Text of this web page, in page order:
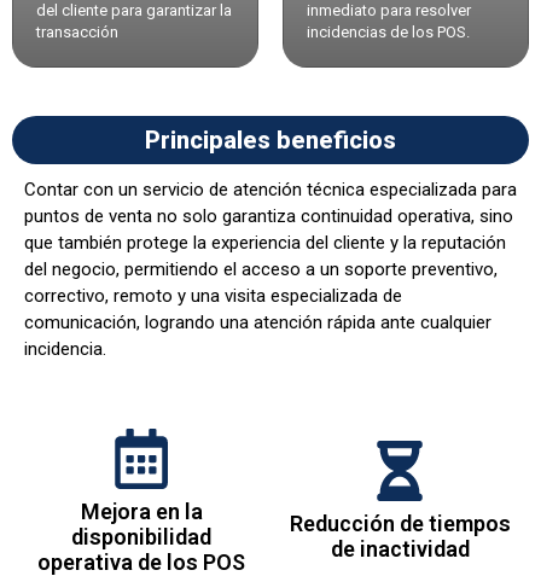
del cliente para garantizar la
transacción
inmediato para resolver
incidencias de los POS.
Principales beneficios
Contar con un servicio de atención técnica especializada para
puntos de venta no solo garantiza continuidad operativa, sino
que también protege la experiencia del cliente y la reputación
del negocio, permitiendo el acceso a un soporte preventivo,
correctivo, remoto y una visita especializada de
comunicación, logrando una atención rápida ante cualquier
incidencia.
Mejora en la
disponibilidad
operativa de los POS
Reducción de tiempos
de inactividad